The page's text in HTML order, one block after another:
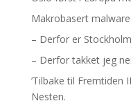
Makrobasert
– Derfor er
– Derfor takket jeg
’Tilbake til Fremtiden
Nesten.